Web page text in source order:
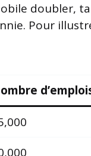
doubler,
Pour